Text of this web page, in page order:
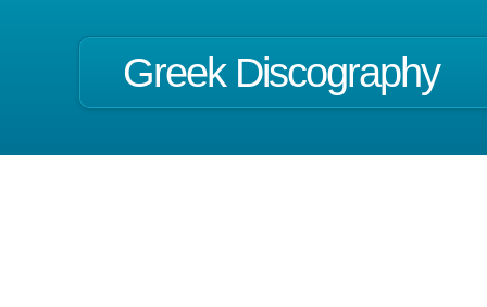
Greek Discography